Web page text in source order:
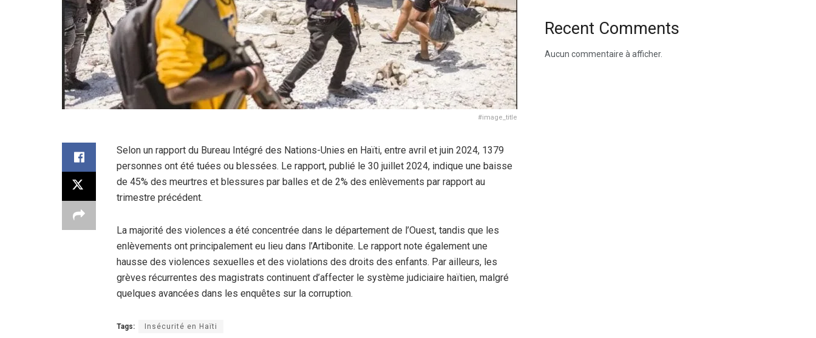
#image_title
Selon un rapport du Bureau Intégré des Nations-Unies en Haïti, entre avril et juin 2024, 1379
personnes ont été tuées ou blessées. Le rapport, publié le 30 juillet 2024, indique une baisse
de 45% des meurtres et blessures par balles et de 2% des enlèvements par rapport au
trimestre précédent.
La majorité des violences a été concentrée dans le département de l’Ouest, tandis que les
enlèvements ont principalement eu lieu dans l’Artibonite. Le rapport note également une
hausse des violences sexuelles et des violations des droits des enfants. Par ailleurs, les
grèves récurrentes des magistrats continuent d’affecter le système judiciaire haïtien, malgré
quelques avancées dans les enquêtes sur la corruption.
Tags: Insécurité en Haïti
Recent Comments
Aucun commentaire à afficher.